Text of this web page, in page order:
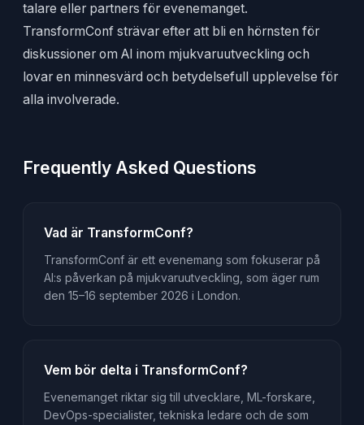
talare eller partners för evenemanget.
TransformConf strävar efter att bli en hörnsten för
diskussioner om AI inom mjukvaruutveckling och
lovar en minnesvärd och betydelsefull upplevelse för
alla involverade.
Frequently Asked Questions
Vad är TransformConf?
TransformConf är ett evenemang som fokuserar på
AI:s påverkan på mjukvaruutveckling, som äger rum
den 15–16 september 2026 i London.
Vem bör delta i TransformConf?
Evenemanget riktar sig till utvecklare, ML-forskare,
DevOps-specialister, tekniska ledare och de som